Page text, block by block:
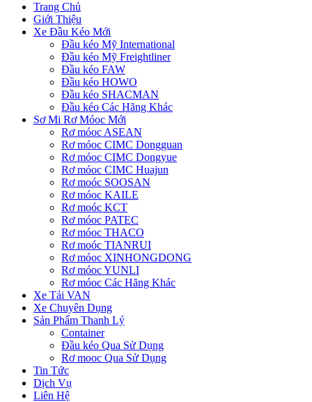
Trang Chủ
Giới Thiệu
Xe Đầu Kéo Mới
Đầu kéo Mỹ International
Đầu kéo Mỹ Freightliner
Đầu kéo FAW
Đầu kéo HOWO
Đầu kéo SHACMAN
Đầu kéo Các Hãng Khác
Sơ Mi Rơ Móoc Mới
Rơ móoc ASEAN
Rơ móoc CIMC Dongguan
Rơ móoc CIMC Dongyue
Rơ móoc CIMC Huajun
Rơ moóc SOOSAN
Rơ móoc KAILE
Rơ moóc KCT
Rơ móoc PATEC
Rơ móoc THACO
Rơ moóc TIANRUI
Rơ móoc XINHONGDONG
Rơ móoc YUNLI
Rơ móoc Các Hãng Khác
Xe Tải VAN
Xe Chuyên Dụng
Sản Phẩm Thanh Lý
Container
Đầu kéo Qua Sử Dụng
Rơ mooc Qua Sử Dụng
Tin Tức
Dịch Vụ
Liên Hệ